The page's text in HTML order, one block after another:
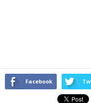
Facebook